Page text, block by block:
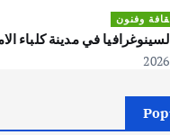
وفنون
في مدينة كلباء